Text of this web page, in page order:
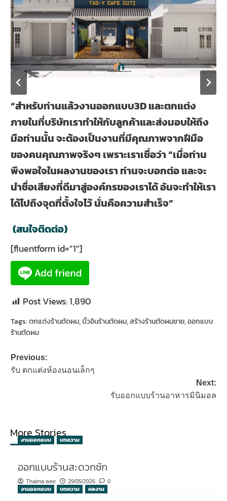
“สำหรับท่านแล้วงานออกแบบ3D และตกแต่ง
ภายในที่บริษัทเราทำให้กับลูกค้าและส่งมอบให้ถึง
มือท่านนั้น จะต้องเป็นงานที่มีคุณภาพจากฝีมือ
ของคนคุณภาพจริงๆ เพราะเราเชื่อว่า “เมื่อท่าน
พึงพอใจในผลงานของเรา ท่านจะบอกต่อ และจะ
นำชื่อเสียงที่ดีมาสู่องค์กรของเราได้ อันจะทำให้เรา
ได้ไปถึงจุดที่ตั้งใจไว้ นั่นคือความสำเร็จ”
(สนใจติดต่อ)
[fluentform id=”1″]
Post Views:1,890
Tags:ตกแต่งร้านตัดผม,บิ้วอินร้านตัดผม,สร้างร้านตัดผมชาย,ออกแบบ
ร้านตัดผม
Post
navigation
Previous:
รับ ตกแต่งห้องนอนเล็กๆ
Next:
รับออกแบบร้านอาหารมินิมอล
More Stories
งานออกแบบ บทความ
ออกแบบร้านสะดวกซัก
Thaima wee 29/05/2026 0
งานออกแบบ บทความ ผลงาน